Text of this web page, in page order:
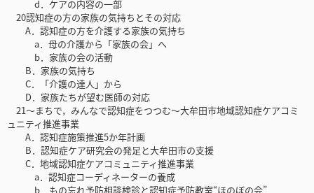
d．ケアの内容の一部
20認知症の方の家族の気持ちとその対応
A．認知症の方を介護する家族の気持ち
a．母の介護から「家族の会」へ
b．家族の会の活動
B．家族の気持ち
C．「介護の達人」から
D．家族たちが望む医師の対応
21〜まちで，みんなで認知症をつつむ〜大牟田市地域認知症ケアコミ
ュニティ推進事業
A．認知症施策推進5か年計画
B．認知症ケア研究会の発足と大牟田市の支援
C．地域認知症ケアコミュニティ推進事業
a．認知症コーディネーターの養成
b．もの忘れ予防相談検診と認知症予防教室“ほのぼの会”